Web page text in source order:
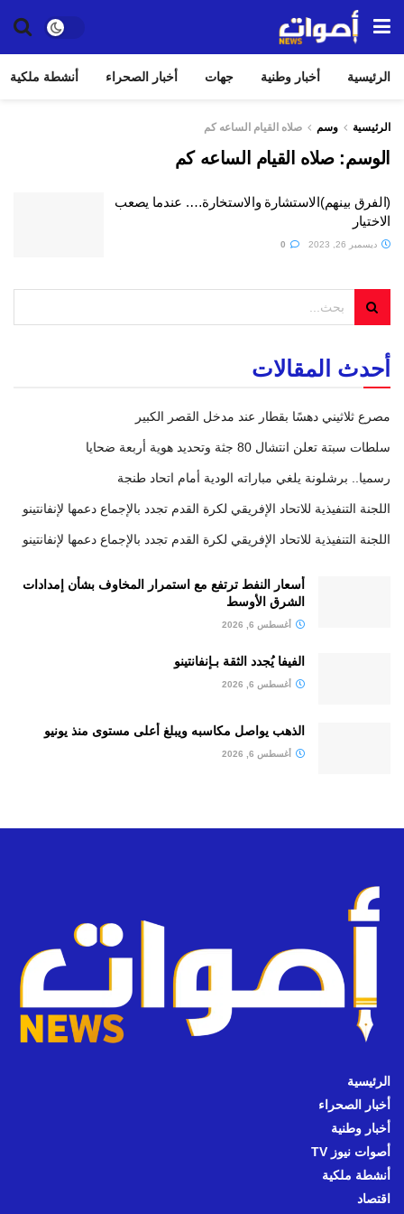
الرئيسية أخبار وطنية جهات أخبار الصحراء أنشطة ملكية
الرئيسية وسم صلاه القيام الساعه كم
الوسم:صلاه القيام الساعه كم
(الفرق بينهم)الاستشارة والاستخارة…. عندما يصعب
الاختيار
ديسمبر 26, 2023
أحدث المقالات
مصرع ثلاثيني دهسًا بقطار عند مدخل القصر الكبير
سلطات سبتة تعلن انتشال 80 جثة وتحديد هوية أربعة ضحايا
رسميا.. برشلونة يلغي مباراته الودية أمام اتحاد طنجة
اللجنة التنفيذية للاتحاد الإفريقي لكرة القدم تجدد بالإجماع دعمها لإنفانتينو
اللجنة التنفيذية للاتحاد الإفريقي لكرة القدم تجدد بالإجماع دعمها لإنفانتينو
أسعار النفط ترتفع مع استمرار المخاوف بشأن إمدادات
الشرق الأوسط
أغسطس 6, 2026
الفيفا يُجدد الثقة بـإنفانتينو
أغسطس 6, 2026
الذهب يواصل مكاسبه ويبلغ أعلى مستوى منذ يونيو
أغسطس 6, 2026
الرئيسية
أخبار الصحراء
أخبار وطنية
أصوات نيوز TV
أنشطة ملكية
اقتصاد